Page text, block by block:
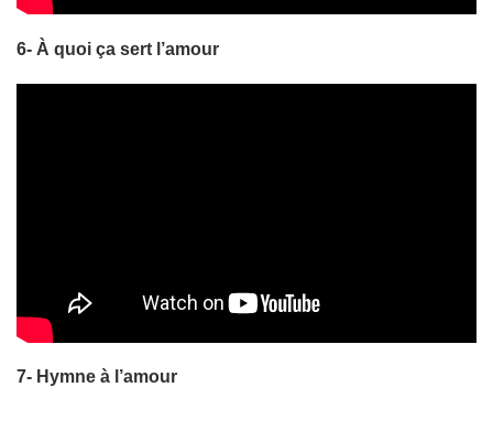
6- À quoi ça sert l’amour
7- Hymne à l’amour